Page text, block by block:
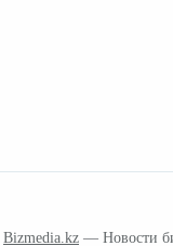
Bizmedia.kz — Новости